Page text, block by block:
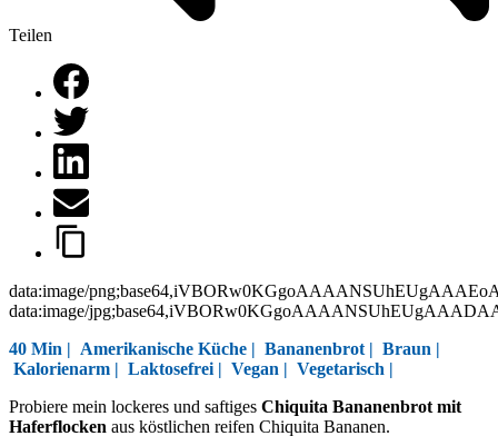
Teilen
data:image/
data:image/
40 Min | Amerikanische Küche | Bananenbrot | Braun |
Kalorienarm | Laktosefrei | Vegan | Vegetarisch |
Probiere mein lockeres und saftiges Chiquita Bananenbrot mit
Haferflocken aus köstlichen reifen Chiquita Bananen.